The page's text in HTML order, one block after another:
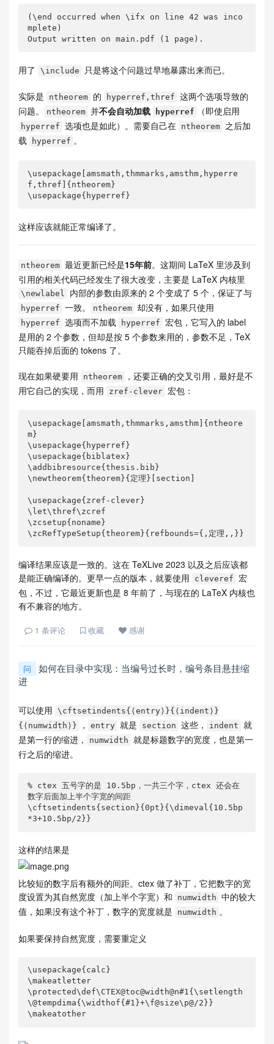
(\end occurred when \ifx on line 42 was inco
mplete)
Output written on main.pdf (1 page).
用了 \include 只是将这个问题过早地暴露出来而已。
实际是 ntheorem 的 hyperref,thref 这两个选项导致的
问题。
ntheorem 并不会自动加载 hyperref （即使启用
hyperref 选项也是如此）。需要自己在 ntheorem 之后加
载
hyperref 。
\usepackage[amsmath,thmmarks,amsthm,hyperre
f,thref]{ntheorem}
\usepackage{hyperref}
这样应该就能正常编译了。
ntheorem 最近更新已经是15年前。这期间 LaTeX 里涉及到
引用的相关代码已经发生了很大改变，主要是 LaTeX 内核里
\newlabel 内部的参数由原来的 2 个变成了 5 个，保证了与
hyperref 一致。 ntheorem 却没有，如果只使用
hyperref 选项而不加载 hyperref 宏包，它写入的 label
是用的 2 个参数，但却是按 5 个参数来用的，参数不足，TeX
只能吞掉后面的 tokens 了。
现在如果硬要用 ntheorem
，还要正确的交叉引用，最好是不
用它自己的实现，而用
zref-clever 宏包：
\usepackage[amsmath,thmmarks,amsthm]{ntheore
m}
\usepackage{hyperref}
\usepackage{biblatex}
\addbibresource{thesis.bib}
\newtheorem{theorem}{定理}[section]
\usepackage{zref-clever}
\let\thref\zcref
\zcsetup{noname}
\zcRefTypeSetup{theorem}{refbounds={,定理,,}}
编译结果应该是一致的。这在 TeXLive 2023 以及之后应该都
是能正确编译的。更早一点的版本，就要使用
cleveref 宏
包，不过，它最近更新也是 8 年前了，与现在的 LaTeX 内核也
有不兼容的地方。
1 条评论 收藏 感谢
问
如何在目录中实现：当编号过长时，编号条目悬挂缩
进
可以使用 \cftsetindents{⟨entry⟩}{⟨indent⟩}
{⟨numwidth⟩}
， entry 就是 section 这些， indent 就
是第一行的缩进，
numwidth 就是标题数字的宽度，也是第一
行之后的缩进。
% ctex 五号字的是 10.5bp，一共三个字，ctex 还会在
数字后面加上半个字宽的间距
\cftsetindents{section}{0pt}{\dimeval{10.5bp
*3+10.5bp/2}}
这样的结果是
比较短的数字后有额外的间距。ctex 做了补丁，它把数字的宽
度设置为其自然宽度（加上半个字宽）和
numwidth 中的较大
值，如果没有这个补丁，数字的宽度就是
numwidth 。
如果要保持自然宽度，需要重定义
\usepackage{calc}
\makeatletter
\protected\def\CTEX@toc@width@n#1{\setlength
\@tempdima{\widthof{#1}+\f@size\p@/2}}
\makeatother